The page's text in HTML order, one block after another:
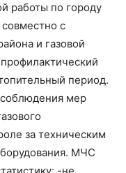
работы по городу
с
и газовой
период.
мер
за техническим
МЧС